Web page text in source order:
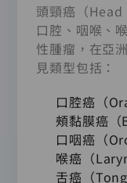
頭頸癌（
口腔、咽喉、
性腫瘤，在亞
見類型包括：
口腔癌（
頰黏膜癌（
口咽癌（
喉癌（
舌癌（